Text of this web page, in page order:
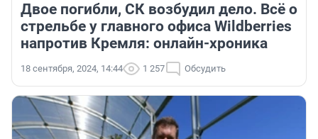
Двое погибли, СК возбудил дело. Всё о
стрельбе у главного офиса Wildberries
напротив Кремля: онлайн-хроника
18 сентября, 2024, 14:44 1 257 Обсудить